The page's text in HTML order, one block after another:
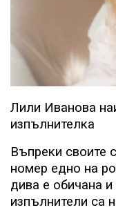
Лили Иванова
изпълнителка
Въпреки своите
номер едно на
дива е обичана
изпълнители са